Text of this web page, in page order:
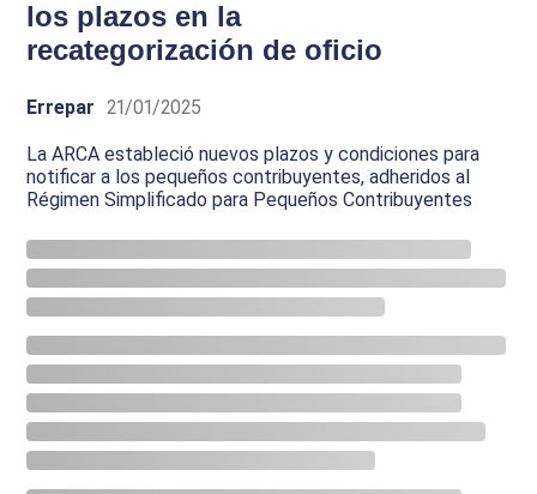
los plazos en la
recategorización de oficio
Errepar 21/01/2025
La ARCA estableció nuevos plazos y condiciones para
notificar a los pequeños contribuyentes, adheridos al
Régimen Simplificado para Pequeños Contribuyentes